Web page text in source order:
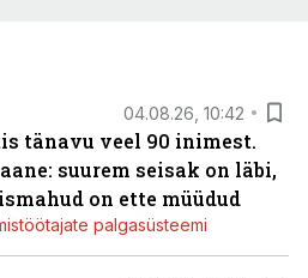
04.08.26, 10:42
tänavu veel 90 inimest.
suurem seisak on läbi,
on ette müüdud
palgasüsteemi